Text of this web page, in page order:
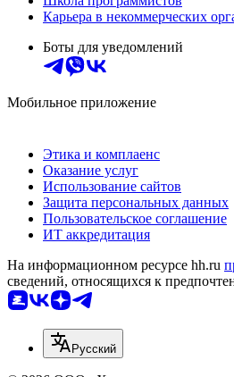
Карьера в некоммерческих
Боты для уведомлений
Мобильное приложение
Этика и комплаенс
Оказание услуг
Использование сайтов
Защита персональных данных
Пользовательское соглашение
ИТ аккредитация
На информационном ресурсе hh.ru
сведений, относящихся к
Русский